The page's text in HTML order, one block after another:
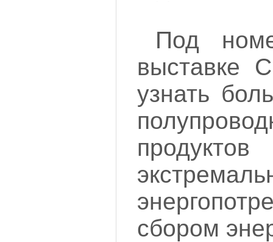
Под
выставке
узнать
сбором